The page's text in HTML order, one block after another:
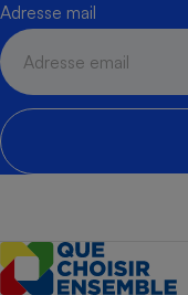
Adresse mail